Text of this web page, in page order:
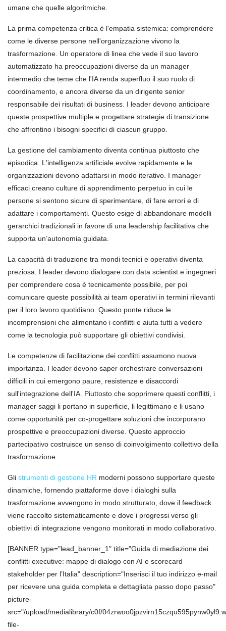
umane che quelle algoritmiche.
La prima competenza critica è l'empatia sistemica: comprendere
come le diverse persone nell'organizzazione vivono la
trasformazione. Un operatore di linea che vede il suo lavoro
automatizzato ha preoccupazioni diverse da un manager
intermedio che teme che l'IA renda superfluo il suo ruolo di
coordinamento, e ancora diverse da un dirigente senior
responsabile dei risultati di business. I leader devono anticipare
queste prospettive multiple e progettare strategie di transizione
che affrontino i bisogni specifici di ciascun gruppo.
La gestione del cambiamento diventa continua piuttosto che
episodica. L'intelligenza artificiale evolve rapidamente e le
organizzazioni devono adattarsi in modo iterativo. I manager
efficaci creano culture di apprendimento perpetuo in cui le
persone si sentono sicure di sperimentare, di fare errori e di
adattare i comportamenti. Questo esige di abbandonare modelli
gerarchici tradizionali in favore di una leadership facilitativa che
supporta un’autonomia guidata.
La capacità di traduzione tra mondi tecnici e operativi diventa
preziosa. I leader devono dialogare con data scientist e ingegneri
per comprendere cosa è tecnicamente possibile, per poi
comunicare queste possibilità ai team operativi in termini rilevanti
per il loro lavoro quotidiano. Questo ponte riduce le
incomprensioni che alimentano i conflitti e aiuta tutti a vedere
come la tecnologia può supportare gli obiettivi condivisi.
Le competenze di facilitazione dei conflitti assumono nuova
importanza. I leader devono saper orchestrare conversazioni
difficili in cui emergono paure, resistenze e disaccordi
sull'integrazione dell'IA. Piuttosto che sopprimere questi conflitti, i
manager saggi li portano in superficie, li legittimano e li usano
come opportunità per co-progettare soluzioni che incorporano
prospettive e preoccupazioni diverse. Questo approccio
partecipativo costruisce un senso di coinvolgimento collettivo della
trasformazione.
Gli strumenti di gestione HR moderni possono supportare queste
dinamiche, fornendo piattaforme dove i dialoghi sulla
trasformazione avvengono in modo strutturato, dove il feedback
viene raccolto sistematicamente e dove i progressi verso gli
obiettivi di integrazione vengono monitorati in modo collaborativo.
[BANNER type="lead_banner_1" title="Guida di mediazione dei
conflitti executive: mappe di dialogo con AI e scorecard
stakeholder per l’Italia" description="Inserisci il tuo indirizzo e-mail
per ricevere una guida completa e dettagliata passo dopo passo"
picture-
src="/upload/medialibrary/c0f/
file-